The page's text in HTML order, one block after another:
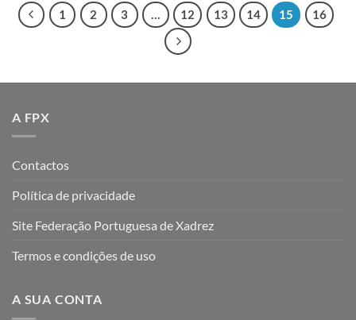
1 2 3 … 12 13 14 15 16
A FPX
Contactos
Política de privacidade
Site Federação Portuguesa de Xadrez
Termos e condições de uso
A SUA CONTA